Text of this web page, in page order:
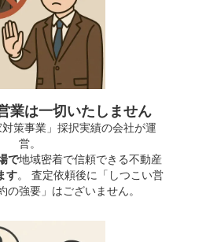
業は一切いたしません
策事業」採択実績の会社が運
営。
で地域密着で信頼できる不動産
す。 査定依頼後に「しつこい営
の強要」はございません。